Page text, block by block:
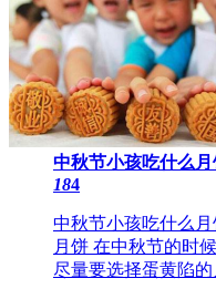
中秋节小孩吃什么
184
中秋节小孩吃什么
月饼 在中秋节的时
尽量要选择蛋黄陷的